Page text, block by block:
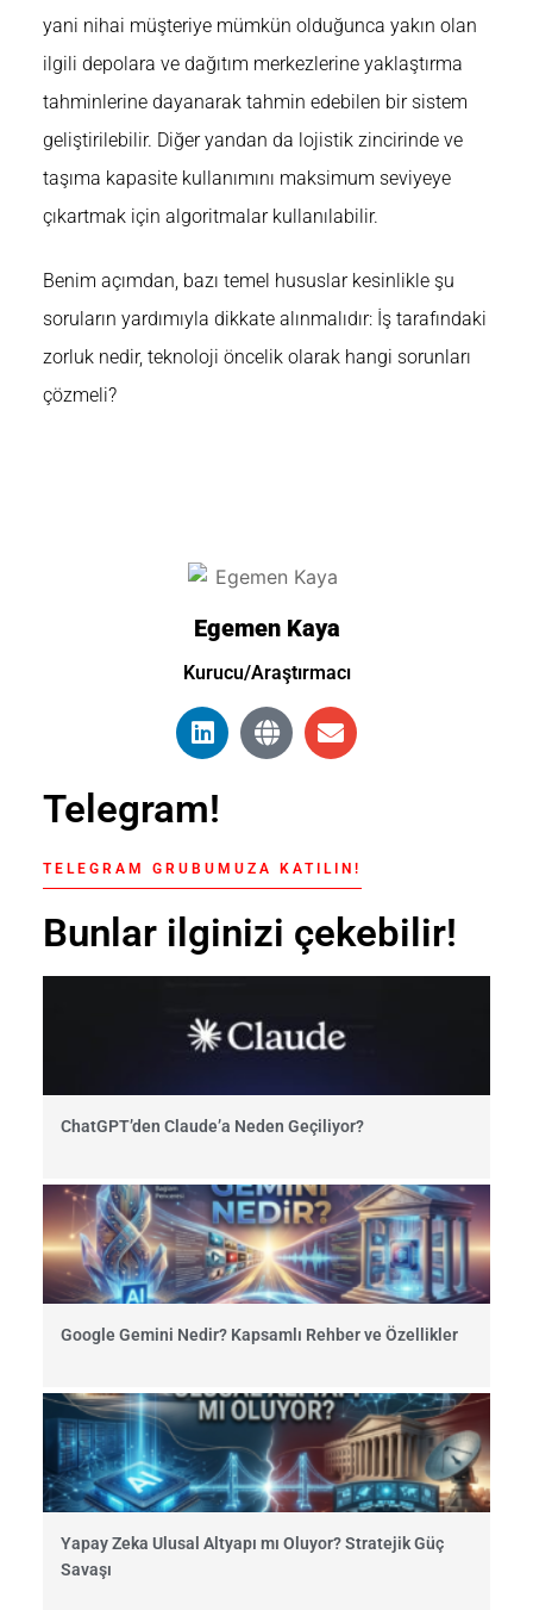
yani nihai müşteriye mümkün olduğunca yakın olan
ilgili depolara ve dağıtım merkezlerine yaklaştırma
tahminlerine dayanarak tahmin edebilen bir sistem
geliştirilebilir. Diğer yandan da lojistik zincirinde ve
taşıma kapasite kullanımını maksimum seviyeye
çıkartmak için algoritmalar kullanılabilir.
Benim açımdan, bazı temel hususlar kesinlikle şu
soruların yardımıyla dikkate alınmalıdır: İş tarafındaki
zorluk nedir, teknoloji öncelik olarak hangi sorunları
çözmeli?
Egemen Kaya
Kurucu/Araştırmacı
Telegram!
TELEGRAM GRUBUMUZA KATILIN!
Bunlar ilginizi çekebilir!
ChatGPT’den Claude’a Neden Geçiliyor?
Google Gemini Nedir? Kapsamlı Rehber ve Özellikler
Yapay Zeka Ulusal Altyapı mı Oluyor? Stratejik Güç
Savaşı